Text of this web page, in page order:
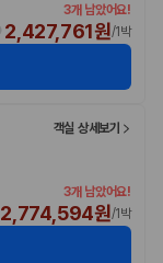
3개 남았어요!
2,427,761원/1박
객실 상세보기
3개 남았어요!
2,774,594원/1박